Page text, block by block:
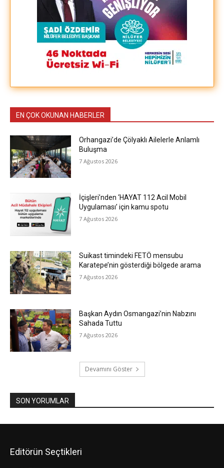
EN ÇOK OKUNAN HABERLER
Orhangazi’de Çölyaklı Ailelerle Anlamlı
Buluşma
7 Ağustos 2026
İçişleri’nden ‘HAYAT 112 Acil Mobil
Uygulaması’ için kamu spotu
7 Ağustos 2026
Suikast timindeki FETÖ mensubu
Karatepe’nin gösterdiği bölgede arama
7 Ağustos 2026
Başkan Aydın Osmangazi’nin Nabzını
Sahada Tuttu
7 Ağustos 2026
Devamını Göster
SON YORUMLAR
Editörün Seçtikleri